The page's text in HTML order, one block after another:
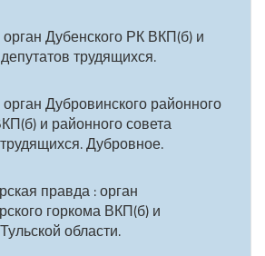
Дубенского РК ВКП(б) и
трудящихся.
Дубровинского районного
и районного совета
Дубровное.
правда : орган
горкома ВКП(б) и
области.